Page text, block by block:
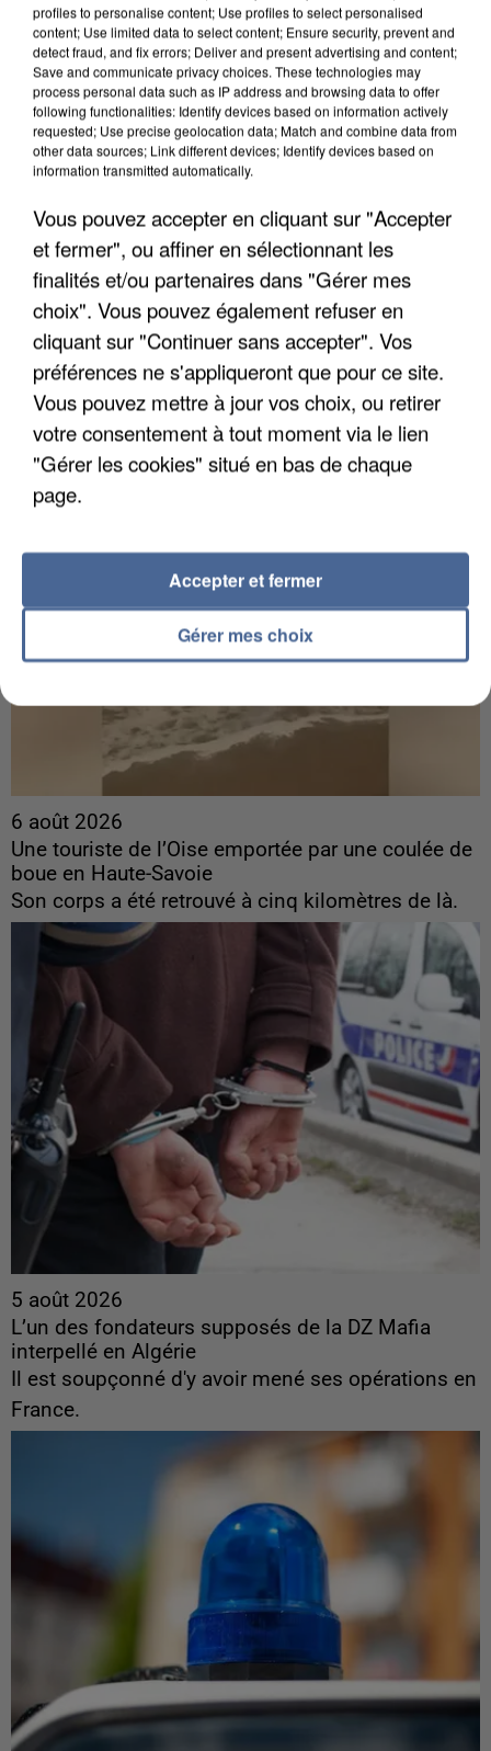
6 août 2026
Gabriel Attal et Raphaël Glucksmann visés par des
ingérences...
Sollicité, Sébastien Lecornu annonce un "travail
commun" avec les partis à la rentrée.
6 août 2026
Une touriste de l’Oise emportée par une coulée de
boue en Haute-Savoie
Son corps a été retrouvé à cinq kilomètres de là.
5 août 2026
L’un des fondateurs supposés de la DZ Mafia
interpellé en Algérie
Il est soupçonné d'y avoir mené ses opérations en
France.
profiles to personalise content; Use profiles to select personalised
content; Use limited data to select content; Ensure security, prevent and
detect fraud, and fix errors; Deliver and present advertising and content;
Save and communicate privacy choices. These technologies may
process personal data such as IP address and browsing data to offer
following functionalities: Identify devices based on information actively
requested; Use precise geolocation data; Match and combine data from
other data sources; Link different devices; Identify devices based on
information transmitted automatically.
Vous pouvez accepter en cliquant sur "Accepter
et fermer", ou affiner en sélectionnant les
finalités et/ou partenaires dans "Gérer mes
choix". Vous pouvez également refuser en
cliquant sur "Continuer sans accepter". Vos
préférences ne s'appliqueront que pour ce site.
Vous pouvez mettre à jour vos choix, ou retirer
votre consentement à tout moment via le lien
"Gérer les cookies" situé en bas de chaque
page.
Gérer mes choix
Accepter et fermer